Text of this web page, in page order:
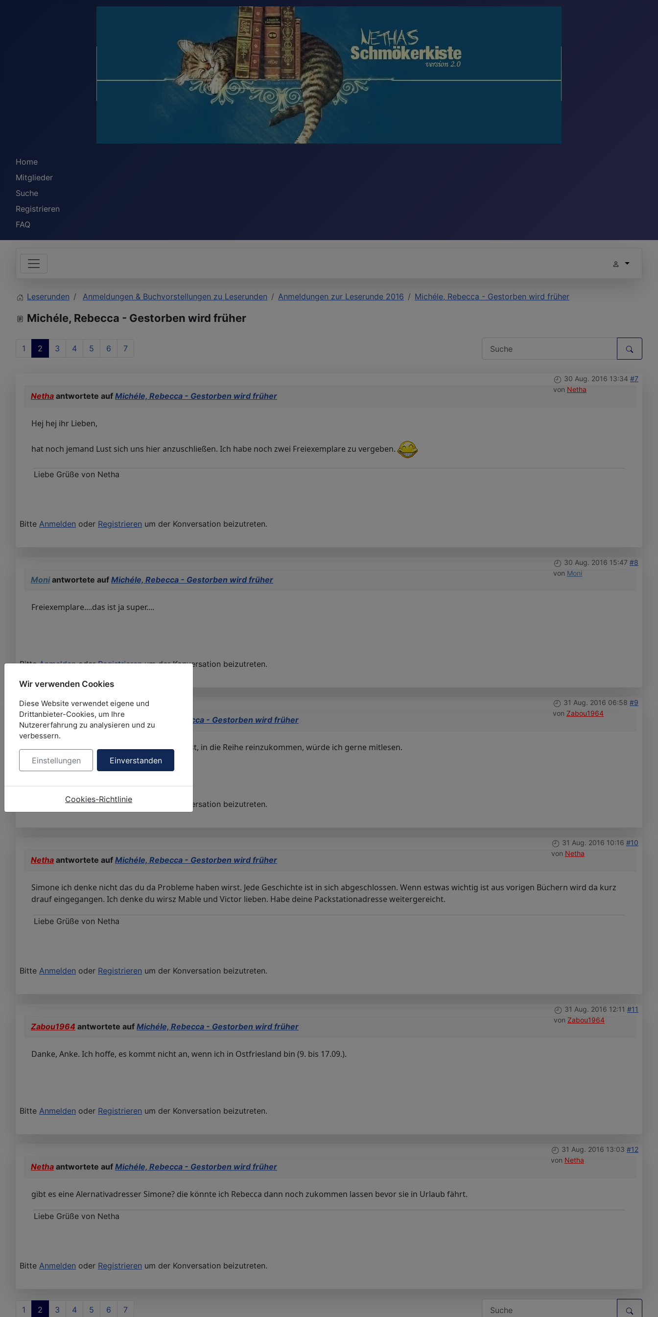
Home
Mitglieder
Suche
Registrieren
FAQ
Leserunden Anmeldungen & Buchvorstellungen zu Leserunden Anmeldungen zur Leserunde 2016 Michéle, Rebecca - Gestorben wird früher
Michéle, Rebecca - Gestorben wird früher
1 2 3 4 5 6 7
30 Aug. 2016 13:34 #7
von Netha
Netha antwortete auf Michéle, Rebecca - Gestorben wird früher
Hej hej ihr Lieben,
hat noch jemand Lust sich uns hier anzuschließen. Ich habe noch zwei Freiexemplare zu vergeben.
Liebe Grüße von Netha
Bitte Anmelden oder Registrieren um der Konversation beizutreten.
30 Aug. 2016 15:47 #8
von Moni
Moniantwortete auf Michéle, Rebecca - Gestorben wird früher
Freiexemplare....das ist ja super....
BitteAnmeldenoderRegistrierenum der Konversation beizutreten.
31 Aug. 2016 06:58 #9
von Zabou1964
Zabou1964 antwortete auf Michéle, Rebecca - Gestorben wird früher
Wenn es für Quereinsteiger kein Problem ist, in die Reihe reinzukommen, würde ich gerne mitlesen.
AnmeldenoderRegistrieren um der Konversation beizutreten.
31 Aug. 2016 10:16 #10
von Netha
Netha antwortete auf Michéle, Rebecca - Gestorben wird früher
Simone ich denke nicht das du da Probleme haben wirst. Jede Geschichte ist in sich abgeschlossen. Wenn estwas wichtig ist aus vorigen Büchern wird da kurz
drauf eingegangen. Ich denke du wirsz Mable und Victor lieben. Habe deine Packstationadresse weitergereicht.
Liebe Grüße von Netha
Bitte Anmelden oder Registrieren um der Konversation beizutreten.
31 Aug. 2016 12:11 #11
von Zabou1964
Zabou1964 antwortete auf Michéle, Rebecca - Gestorben wird früher
Danke, Anke. Ich hoffe, es kommt nicht an, wenn ich in Ostfriesland bin (9. bis 17.09.).
Bitte Anmelden oder Registrieren um der Konversation beizutreten.
31 Aug. 2016 13:03 #12
von Netha
Netha antwortete auf Michéle, Rebecca - Gestorben wird früher
gibt es eine Alernativadresser Simone? die könnte ich Rebecca dann noch zukommen lassen bevor sie in Urlaub fährt.
Liebe Grüße von Netha
Bitte Anmelden oder Registrieren um der Konversation beizutreten.
1 2 3 4 5 6 7
Wir verwenden Cookies
Diese Website verwendet eigene und
Drittanbieter-Cookies, um Ihre
Nutzererfahrung zu analysieren und zu
verbessern.
Einstellungen Einverstanden
Cookies-Richtlinie